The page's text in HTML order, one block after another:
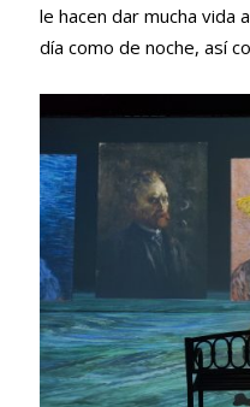
le hacen dar mucha
día como de noche, así